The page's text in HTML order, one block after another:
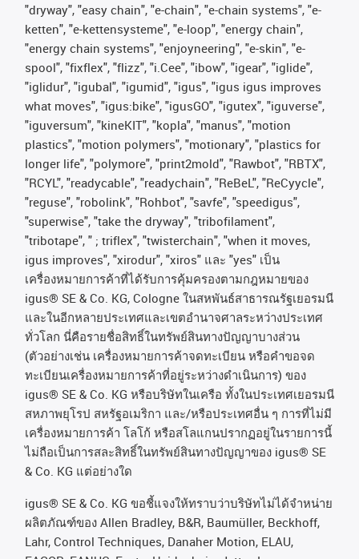
"dryway", "easy chain", "e-chain", "e-chain systems", "e-
ketten", "e-kettensysteme", "e-loop", "energy chain",
"energy chain systems", "enjoyneering", "e-skin", "e-
spool", "fixflex", "flizz", "i.Cee", "ibow", "igear", "iglide",
"iglidur", "igubal", "igumid", "igus", "igus igus improves
what moves", "igus:bike", "igusGO", "igutex", "iguverse",
"iguversum", "kineKIT", "kopla", "manus", "motion
plastics", "motion polymers", "motionary", "plastics for
longer life", "polymore", "print2mold", "Rawbot", "RBTX",
"RCYL", "readycable", "readychain", "ReBeL", "ReCyycle",
"reguse", "robolink", "Rohbot", "savfe", "speedigus",
"superwise", "take the dryway", "tribofilament",
"tribotape", " ; triflex", "twisterchain", "when it moves,
igus improves", "xirodur", "xiros" และ "yes" เป็น
เครื่องหมายการค้าที่ได้รับการคุ้มครองตามกฎหมายของ
igus® SE & Co. KG, Cologne ในสหพันธ์สาธารณรัฐเยอรมนี
และในอีกหลายประเทศและเขตอํานาจศาลระหว่างประเทศ
ทั่วโลก นี่คือรายชื่อสิทธิ์ในทรัพย์สินทางปัญญาบางส่วน
(ตัวอย่างเช่น เครื่องหมายการค้าจดทะเบียน หรือคำขอจด
ทะเบียนเครื่องหมายการค้าที่อยู่ระหว่างดำเนินการ) ของ
igus® SE & Co. KG หรือบริษัทในเครือ ทั้งในประเทศเยอรมนี
สหภาพยุโรป สหรัฐอเมริกา และ/หรือประเทศอื่น ๆ การที่ไม่มี
เครื่องหมายการค้า โลโก้ หรือสโลแกนปรากฏอยู่ในรายการนี้
ไม่ถือเป็นการสละสิทธิ์ในทรัพย์สินทางปัญญาของ igus® SE
& Co. KG แต่อย่างใด
igus® SE & Co. KG ขอชี้แจงให้ทราบว่าบริษัทไม่ได้จําหน่าย
ผลิตภัณฑ์ของ Allen Bradley, B&R, Baumüller, Beckhoff,
Lahr, Control Techniques, Danaher Motion, ELAU,